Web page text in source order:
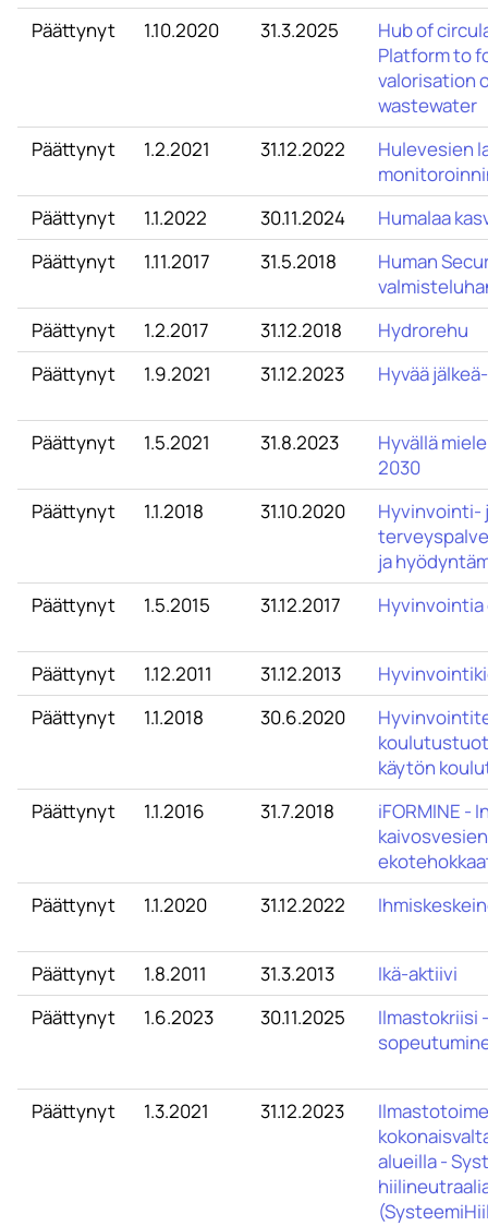
Päättynyt
1.10.2020 31.3.2025
Hub of
Platform to
valorisation
wastewater
Päättynyt
1.2.2021 31.12.2022
Hulevesien
Päättynyt
1.1.2022 30.11.2024
Humalaa
Päättynyt
1.11.2017 31.5.2018
Human
Päättynyt
1.2.2017 31.12.2018
Hydrorehu
Päättynyt
1.9.2021 31.12.2023 Hyvää
Päättynyt 1.5.2021 31.8.2023
Hyvällä
2030
Päättynyt
1.1.2018 31.10.2020
Hyvinvointi-
ja
Päättynyt
1.5.2015 31.12.2017
Päättynyt 1.12.2011 31.12.2013
Päättynyt
1.1.2018 30.6.2020
käytön
Päättynyt
1.1.2016 31.7.2018
iFORMINE -
Päättynyt
1.1.2020 31.12.2022
Päättynyt 1.8.2011 31.3.2013
Ikä-aktiivi
Päättynyt
1.6.2023 30.11.2025
Ilmastokriisi
Päättynyt 1.3.2021 31.12.2023
alueilla -